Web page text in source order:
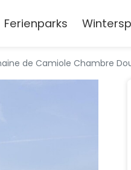
Ferienparks
de Camiole Chambre